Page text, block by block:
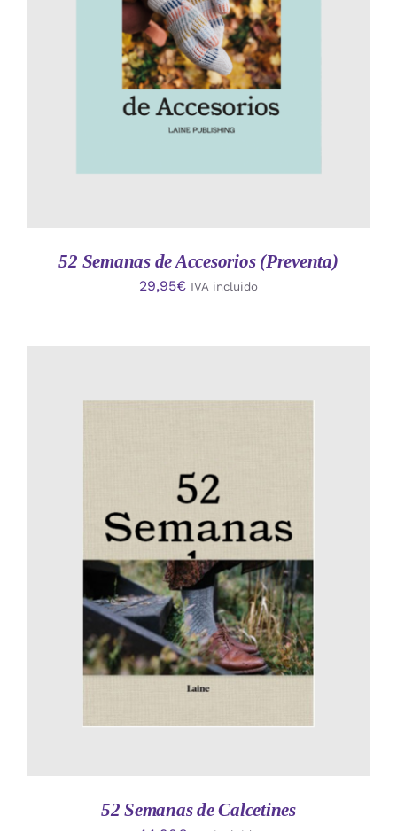
AÑADIR AL CARRITO
/
52 Semanas de Accesorios (Preventa)
29,95€ IVA incluido
AÑADIR AL CARRITO
/
DETALLES
52 Semanas de Calcetines